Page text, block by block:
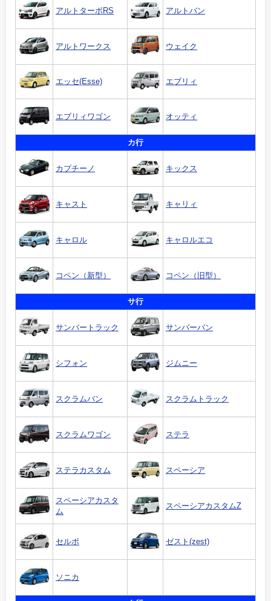
アルトターボRS アルトバン
アルトワークス ウェイク
エッセ(Esse) エブリィ
エブリィワゴン オッティ
カ行
カプチーノ キックス
キャスト キャリィ
キャロル キャロルエコ
コペン（新型） コペン（旧型）
サ行
サンバートラック サンバーバン
シフォン ジムニー
スクラムバン スクラムトラック
スクラムワゴン ステラ
ステラカスタム スペーシア
スペーシアカスタ
ム
スペーシアカスタムZ
セルボ ゼスト(zest)
ソニカ